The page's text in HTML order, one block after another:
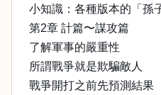
小知識：各種版本的「孫
第2章 計篇〜謀攻篇
了解軍事的嚴重性
所謂戰爭就是欺騙敵人
戰爭開打之前先預測結果